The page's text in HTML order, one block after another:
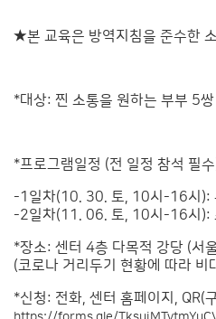
★본 교육은 방역지침을 준수한
*대상: 찐 소통을 원하는 부부 5
*프로그램일정 (전 일정 참석 필
-1일차(10. 30. 토, 10시-16시):
-2일차(11. 06. 토, 10시-16시):
*장소: 센터 4층 다목적 강당 (서
(코로나 거리두기 현황에 따라 비
*신청: 전화, 센터 홈페이지, QR(